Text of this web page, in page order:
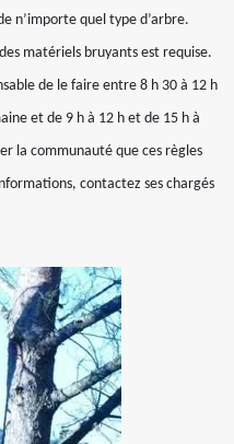
n’importe quel type d’arbre.
matériels bruyants est requise.
de le faire entre 8 h 30 à 12 h
et de 9 h à 12 h et de 15 h à
la communauté que ces règles
contactez ses chargés